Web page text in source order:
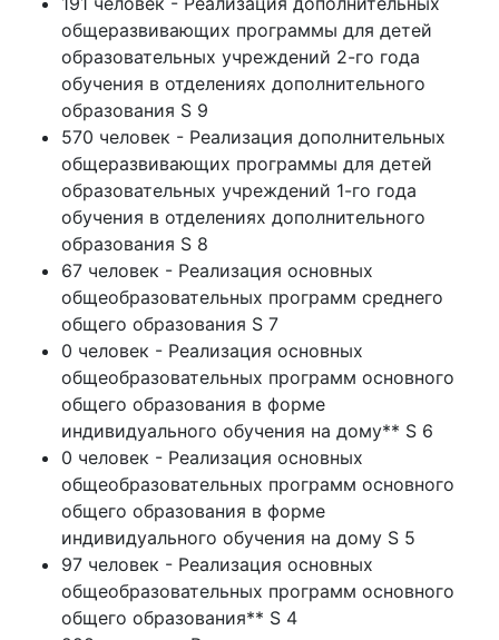
общеразвивающих программы для детей
образовательных учреждений 2-го года
обучения в отделениях дополнительного
образования S 9
570 человек - Реализация дополнительных
общеразвивающих программы для детей
образовательных учреждений 1-го года
обучения в отделениях дополнительного
образования S 8
67 человек - Реализация основных
общеобразовательных программ среднего
общего образования S 7
0 человек - Реализация основных
общеобразовательных программ основного
общего образования в форме
индивидуального обучения на дому** S 6
0 человек - Реализация основных
общеобразовательных программ основного
общего образования в форме
индивидуального обучения на дому S 5
97 человек - Реализация основных
общеобразовательных программ основного
общего образования** S 4